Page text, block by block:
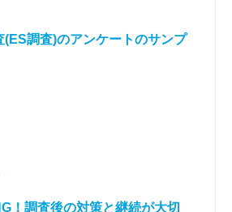
(ES調査)のアンケートのサンプ
！調査後の対策と継続が大切